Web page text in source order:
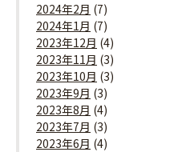
2024年2月 (7)
2024年1月 (7)
2023年12月 (4)
2023年11月 (3)
2023年10月 (3)
2023年9月 (3)
2023年8月 (4)
2023年7月 (3)
2023年6月 (4)